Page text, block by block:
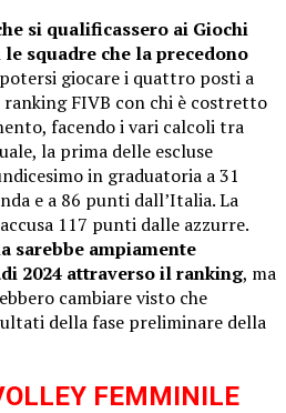
si qualificassero ai Giochi
squadre che la precedono
giocare i quattro posti a
FIVB con chi è costretto
facendo i vari calcoli tra
la prima delle escluse
in graduatoria a 31
e a 86 punti dall’Italia. La
117 punti dalle azzurre.
sarebbe ampiamente
2024 attraverso il ranking, ma
cambiare visto che
della fase preliminare della
FEMMINILE